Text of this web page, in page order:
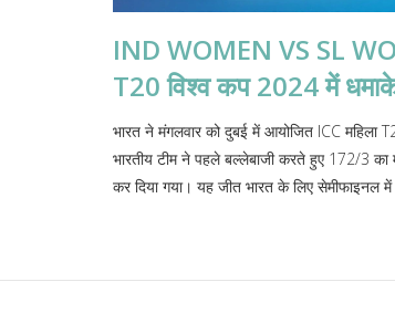
IND WOMEN VS SL
T20 विश्व कप 2024 में
भारत ने मंगलवार को दुबई में आयोजित ICC महिला
भारतीय टीम ने पहले बल्लेबाजी करते हुए 172/3
कर दिया गया। यह जीत भारत के लिए सेमीफाइनल